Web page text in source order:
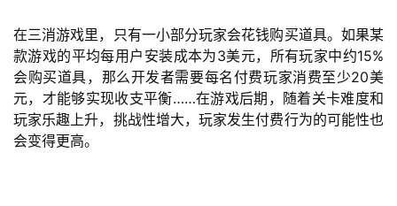
十
三
届
金
茶
奖
在三消游戏里，只有一小部分玩家会花钱购买道具。如果某
款游戏的平均每用户安装成本为3美元，所有玩家中约15%
会购买道具，那么开发者需要每名付费玩家消费至少20美
元，才能够实现收支平衡……在游戏后期，随着关卡难度和
玩家乐趣上升，挑战性增大，玩家发生付费行为的可能性也
会变得更高。